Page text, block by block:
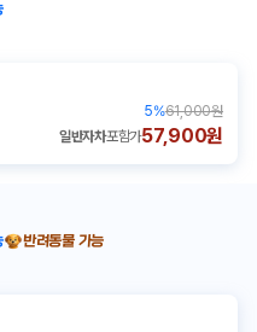
5%61,000원
일반자차포함가57,900원
반려동물 가능